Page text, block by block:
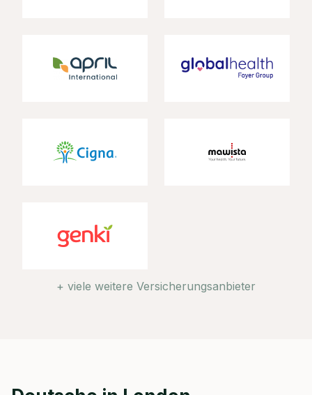
+ viele weitere Versicherungsanbieter